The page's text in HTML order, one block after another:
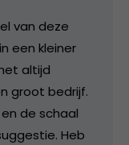
van deze
een kleiner
altijd
groot bedrijf.
de schaal
Heb